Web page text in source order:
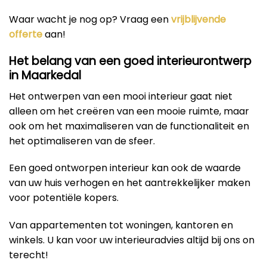
Waar wacht je nog op? Vraag eenvrijblijvende
offerteaan!
Het belang van een goed interieurontwerp
in Maarkedal
Het ontwerpen van een mooi interieur gaat niet
alleen om het creëren van een mooie ruimte, maar
ook om het maximaliseren van de functionaliteit en
het optimaliseren van de sfeer.
Een goed ontworpen interieur kan ook de waarde
van uw huis verhogen en het aantrekkelijker maken
voor potentiële kopers.
Van appartementen tot woningen, kantoren en
winkels. U kan voor uw interieuradvies altijd bij ons on
terecht!